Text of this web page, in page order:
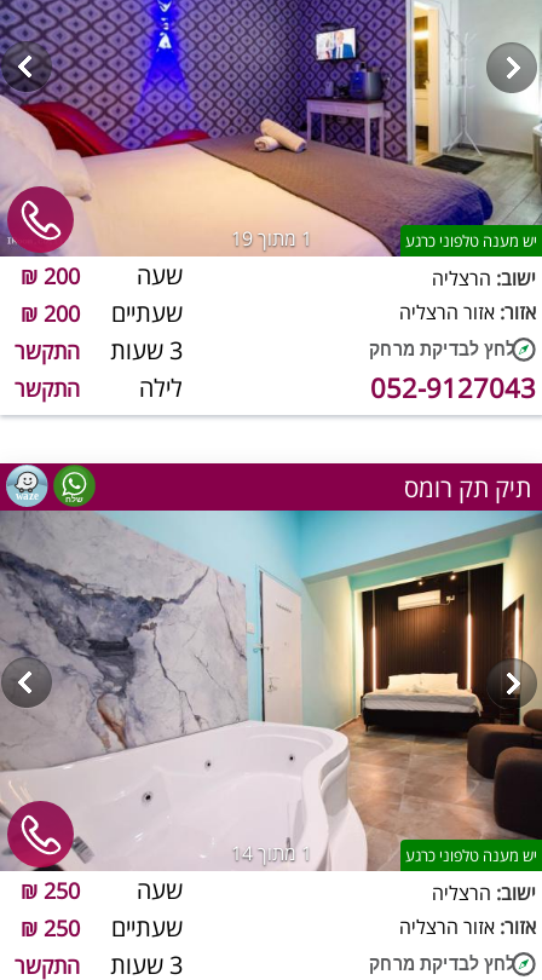
1 מתוך 19 יש מענה טלפוני כרגע
שעה 200 ₪
שעתיים 200 ₪
3 שעות התקשר
לילה התקשר
ישוב: הרצליה
אזור: אזור הרצליה
052-9127043
תיק תק רומס
1מתוך 14 יש מענה טלפוני כרגע
שעה 250 ₪
שעתיים 250 ₪
3 שעות התקשר
ישוב: הרצליה
אזור: אזור הרצליה